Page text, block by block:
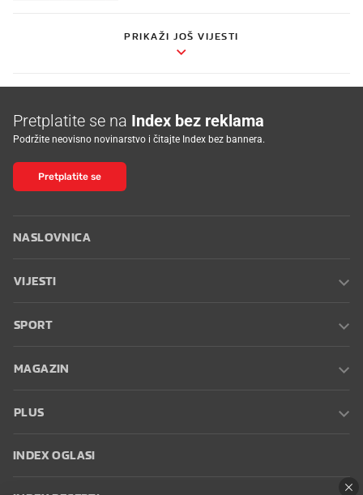
PRIKAŽI JOŠ VIJESTI
Pretplatite se na Index bez reklama
Podržite neovisno novinarstvo i čitajte Index bez bannera.
Pretplatite se
NASLOVNICA
VIJESTI
SPORT
MAGAZIN
PLUS
INDEX OGLASI